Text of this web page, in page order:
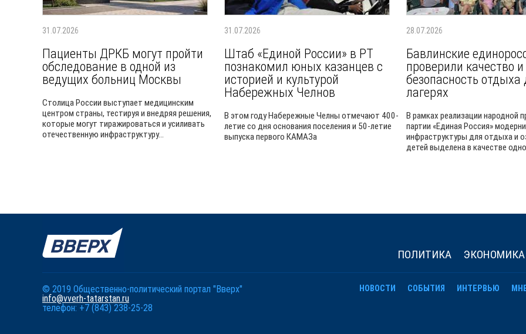
31.07.2026
Пациенты ДРКБ могут пройти
обследование в одной из
ведущих больниц Москвы
Столица России выступает медицинским
центром страны, тестируя и внедряя решения,
которые могут тиражироваться и усиливать
отечественную инфраструктуру...
31.07.2026
Штаб «Единой России» в РТ
познакомил юных казанцев с
историей и культурой
Набережных Челнов
В этом году Набережные Челны отмечают 400-
летие со дня основания поселения и 50-летие
выпуска первого КАМАЗа
28.07.2026
Бавлинские
проверили качество и
безопасность отдыха
лагерях
В рамках реализации народной
партии «Единая Россия»
инфраструктуры для отдыха и
детей выделена в качестве
ЭКОНОМИКА
ПОЛИТИКА
© 2019 Общественно-политический портал "Вверх"
info@vverh-tatarstan.ru
телефон: +7 (843) 238-25-28
НОВОСТИ СОБЫТИЯ ИНТЕРВЬЮ